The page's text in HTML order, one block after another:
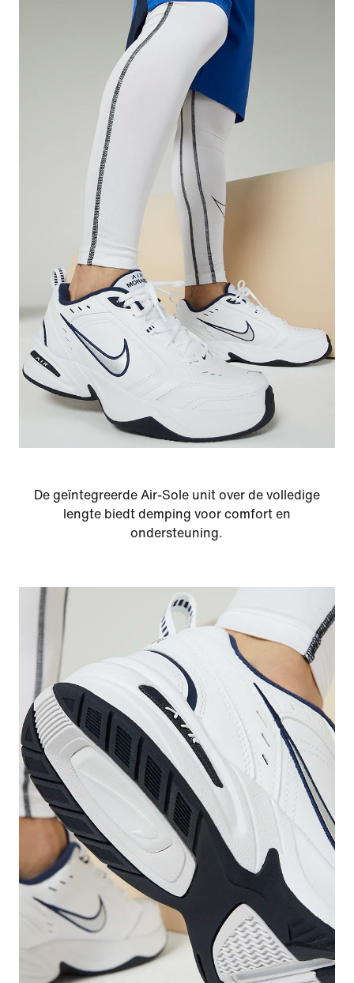
De geïntegreerde Air-Sole unit over de volledige
lengte biedt demping voor comfort en
ondersteuning.